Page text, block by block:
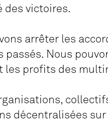
des victoires.
arrêter les
passés. Nous
les profits des
décentralisées